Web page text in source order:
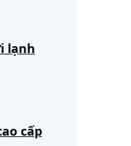
lạnh
cấp